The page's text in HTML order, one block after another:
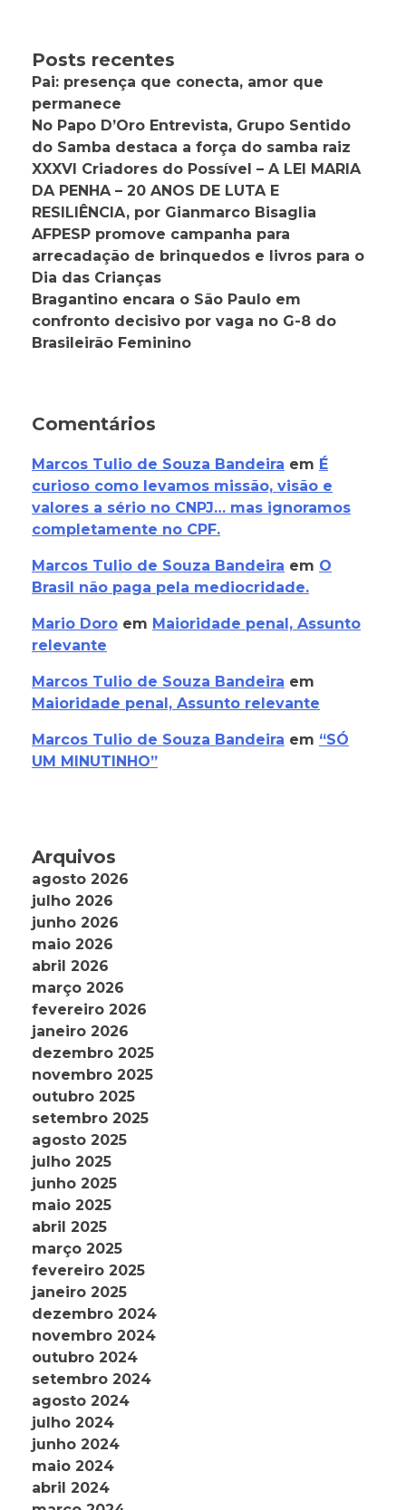
Posts recentes
Pai: presença que conecta, amor que
permanece
No Papo D’Oro Entrevista, Grupo Sentido
do Samba destaca a força do samba raiz
XXXVI Criadores do Possível – A LEI MARIA
DA PENHA – 20 ANOS DE LUTA E
RESILIÊNCIA, por Gianmarco Bisaglia
AFPESP promove campanha para
arrecadação de brinquedos e livros para o
Dia das Crianças
Bragantino encara o São Paulo em
confronto decisivo por vaga no G-8 do
Brasileirão Feminino
Comentários
Marcos Tulio de Souza Bandeira em É
curioso como levamos missão, visão e
valores a sério no CNPJ… mas ignoramos
completamente no CPF.
Marcos Tulio de Souza Bandeira em O
Brasil não paga pela mediocridade.
Mario Doro em Maioridade penal, Assunto
relevante
Marcos Tulio de Souza Bandeira em
Maioridade penal, Assunto relevante
Marcos Tulio de Souza Bandeira em “SÓ
UM MINUTINHO”
Arquivos
agosto 2026
julho 2026
junho 2026
maio 2026
abril 2026
março 2026
fevereiro 2026
janeiro 2026
dezembro 2025
novembro 2025
outubro 2025
setembro 2025
agosto 2025
julho 2025
junho 2025
maio 2025
abril 2025
março 2025
fevereiro 2025
janeiro 2025
dezembro 2024
novembro 2024
outubro 2024
setembro 2024
agosto 2024
julho 2024
junho 2024
maio 2024
abril 2024